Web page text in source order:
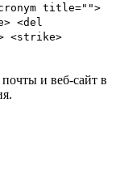
title="">
<del
<strike>
и веб-сайт в